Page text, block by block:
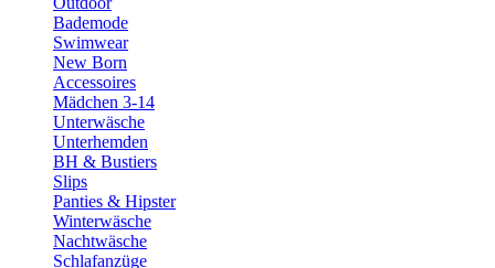
Bademode
Swimwear
New Born
Accessoires
Mädchen 3-14
Unterwäsche
Unterhemden
BH & Bustiers
Slips
Panties & Hipster
Winterwäsche
Nachtwäsche
Schlafanzüge